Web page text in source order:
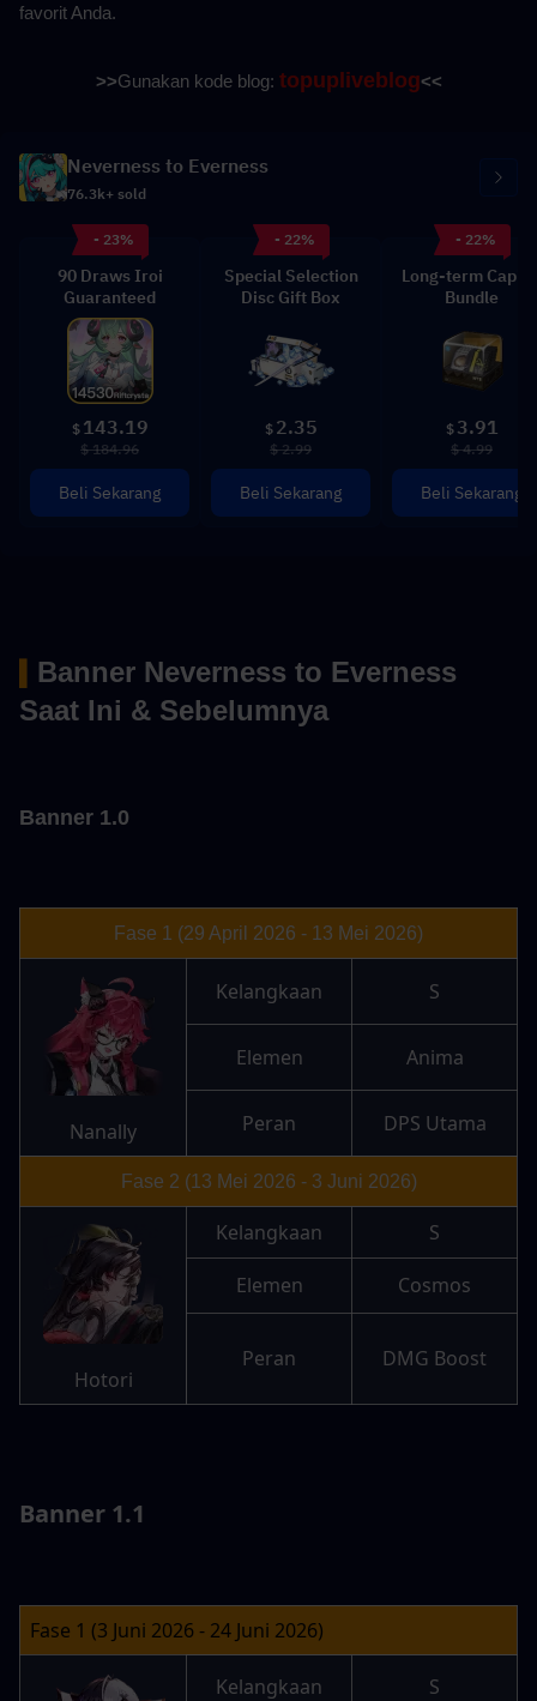
favorit Anda.
>>Gunakan kode blog: topupliveblog<<
Neverness to Everness
76.3k+ sold
- 23%
90 Draws Iroi
Guaranteed
$ 143.19
$ 184.96
Beli Sekarang
- 22%
Special Selection
Disc Gift Box
$ 2.35
$ 2.99
Beli Sekarang
- 22%
Long-term
Bundle
$ 3.91
$ 4.99
Beli Sekarang
Banner Neverness to Everness
Saat Ini & Sebelumnya
Banner 1.0
Fase 1 (29 April 2026 - 13 Mei 2026)
Nanally
Kelangkaan S
Elemen Anima
Peran DPS Utama
Fase 2 (13 Mei 2026 - 3 Juni 2026)
Hotori
Kelangkaan
S
Elemen
Cosmos
Peran DMG Boost
Banner 1.1
Fase 1 (3 Juni 2026 - 24 Juni 2026)
Kelangkaan S